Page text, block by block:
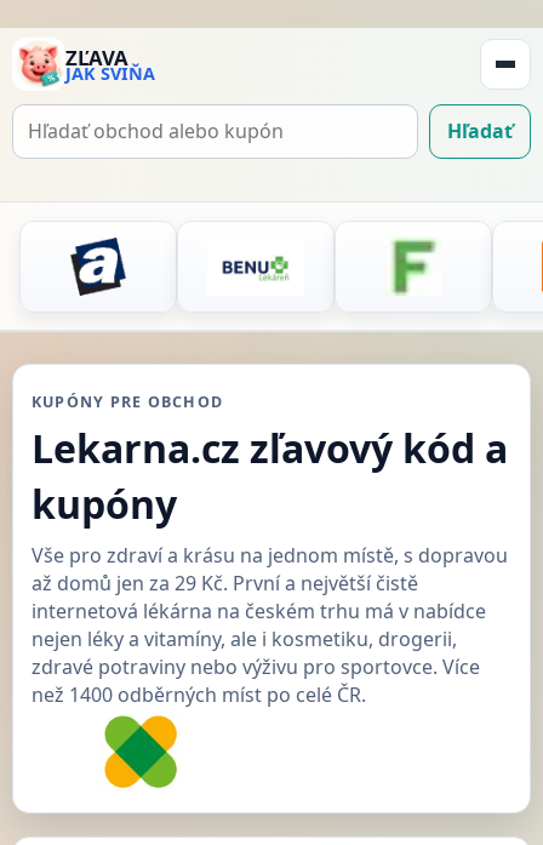
ZĽAVA
JAK SVIŇA
Hľadať
Hľadať
KUPÓNY PRE OBCHOD
Lekarna.cz zľavový kód a
kupóny
Vše pro zdraví a krásu na jednom místě, s dopravou
až domů jen za 29 Kč. První a největší čistě
internetová lékárna na českém trhu má v nabídce
nejen léky a vitamíny, ale i kosmetiku, drogerii,
zdravé potraviny nebo výživu pro sportovce. Více
než 1400 odběrných míst po celé ČR.